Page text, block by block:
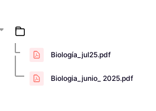
Biología_jul25.pdf
Biologia_junio_ 2025.pdf